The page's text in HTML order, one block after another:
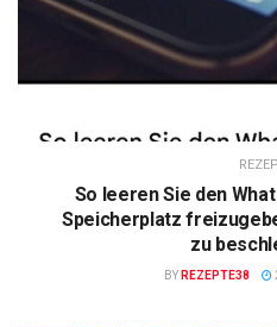
So leeren Sie den
Speicherplatz
zu
BY REZEPTE38